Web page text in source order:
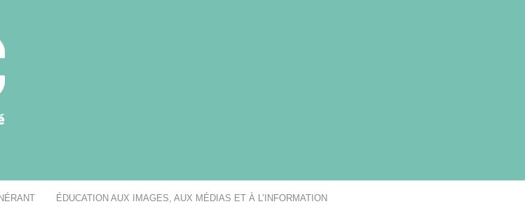
MJC Bourgogne-Franche-Comté
ÉDUCATION AUX IMAGES, AUX MÉDIAS ET À L’INFORMATION